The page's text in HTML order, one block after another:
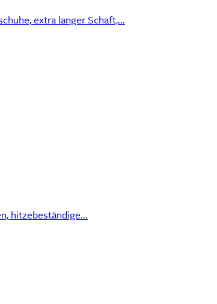
extra langer Schaft,...
hitzebeständige...